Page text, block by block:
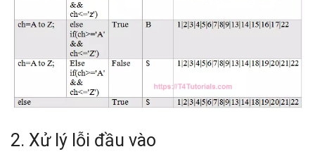
2. Xử lý lỗi đầu vào